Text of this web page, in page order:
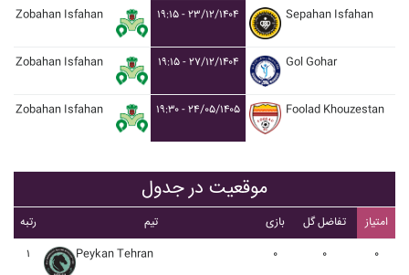
Zobahan Isfahan ۱۹:۱۵ - ۲۳/۱۲/۱۴۰۴ Sepahan Isfahan
Zobahan Isfahan ۱۹:۱۵ - ۲۷/۱۲/۱۴۰۴ Gol Gohar
Zobahan Isfahan ۱۹:۳۰ - ۲۴/۰۵/۱۴۰۵ Foolad Khouzestan
موقعیت در جدول
رتبه تیم بازی تفاضل گل
امتیاز
۱
Peykan Tehran ۰ ۰ ۰